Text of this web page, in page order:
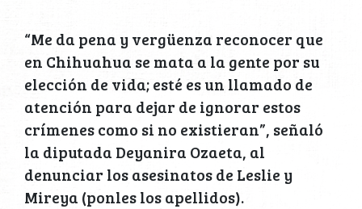
“Me da pena y vergüenza reconocer que
en Chihuahua se mata a la gente por su
elección de vida; esté es un llamado de
atención para dejar de ignorar estos
crímenes como si no existieran”, señaló
la diputada Deyanira Ozaeta, al
denunciar los asesinatos de Leslie y
Mireya (ponles los apellidos).